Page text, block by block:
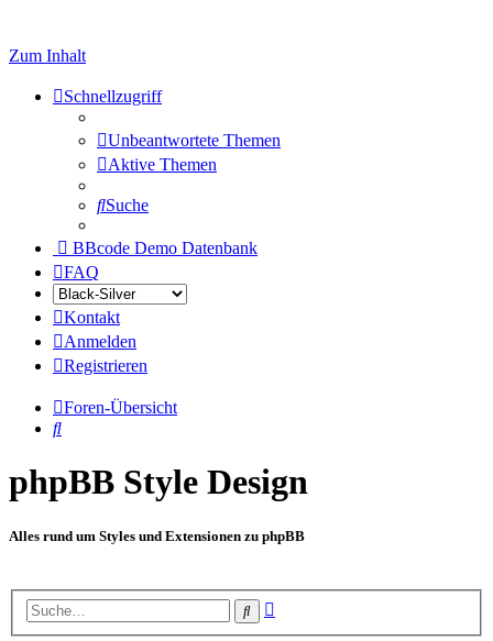
Zum Inhalt
Schnellzugriff
Unbeantwortete Themen
Aktive Themen
Suche
BBcode Demo Datenbank
FAQ
Kontakt
Anmelden
Registrieren
Foren-Übersicht
Suche
phpBB Style Design
Alles rund um Styles und Extensionen zu phpBB
Suche